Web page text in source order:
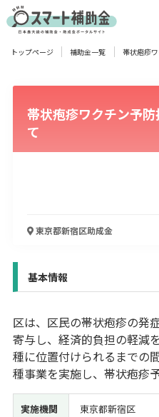
対象
企業 団体 個人 その他
エリア
物流・運輸業 製造業
宿泊･旅館業
使い道
経営改善・経営強化 販路拡大
人材採用・雇用
人材育成・
起業・創業
事業承継 災
トップページ 補助金一覧
帯状疱疹ワクチン予
て
東京都新宿区助成金
基本情報
区は、区民の帯状疱疹の発
寄与し、経済的負担の軽減
種に位置付けられるまでの
種事業を実施し、帯状疱疹
実施機関 東京都新宿区